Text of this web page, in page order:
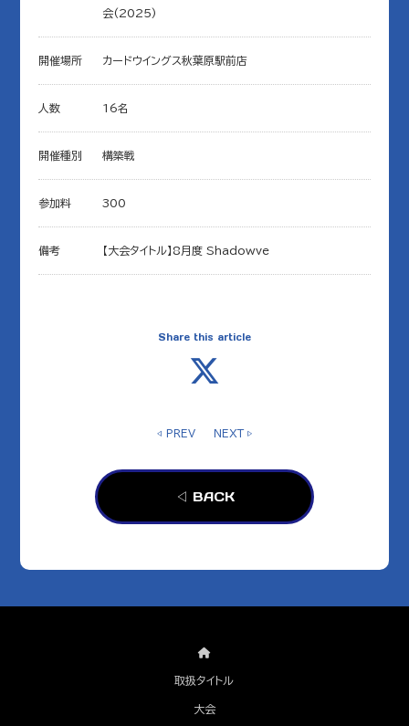
会(2025)
開催場所 カードウイングス秋葉原駅前店
人数 16名
開催種別 構築戦
参加料 300
備考 【大会タイトル】8月度 Shadowve
Share this article
◁ PREV NEXT ▷
◁ BACK
取扱タイトル
大会